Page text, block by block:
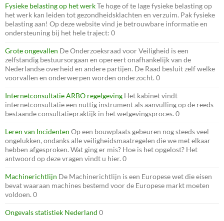
Fysieke belasting op het werkTe hoge of te lage fysieke belasting op
het werk kan leiden tot gezondheidsklachten en verzuim. Pak fysieke
belasting aan! Op deze website vind je betrouwbare informatie en
ondersteuning bij het hele traject: 0
Grote ongevallen De Onderzoeksraad voor Veiligheid is een
zelfstandig bestuursorgaan en opereert onafhankelijk van de
Nederlandse overheid en andere partijen. De Raad besluit zelf welke
voorvallen en onderwerpen worden onderzocht. 0
Internetconsultatie ARBO regelgeving Het kabinet vindt
internetconsultatie een nuttig instrument als aanvulling op de reeds
bestaande consultatiepraktijk in het wetgevingsproces. 0
Leren van Incidenten Op een bouwplaats gebeuren nog steeds veel
ongelukken, ondanks alle veiligheidsmaatregelen die we met elkaar
hebben afgesproken. Wat ging er mis? Hoe is het opgelost? Het
antwoord op deze vragen vindt u hier. 0
Machinerichtlijn De Machinerichtlijn is een Europese wet die eisen
bevat waaraan machines bestemd voor de Europese markt moeten
voldoen. 0
Ongevals statistiek Nederland 0